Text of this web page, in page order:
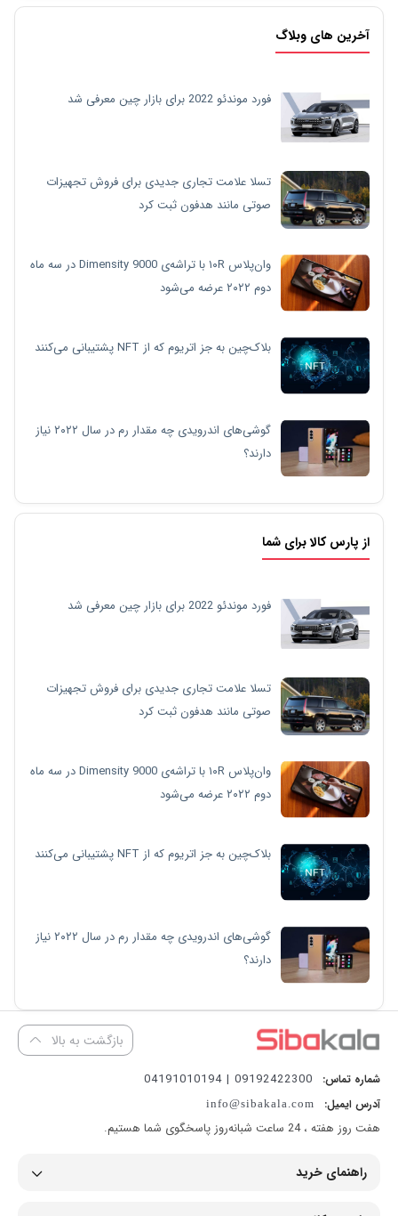
آخرین های وبلاگ
فورد موندئو 2022 برای بازار چین معرفی شد
تسلا علامت تجاری جدیدی برای فروش تجهیزات
صوتی مانند هدفون ثبت کرد
وان‌پلاس ۱۰R با تراشه‌ی Dimensity 9000 در سه ماه
دوم ۲۰۲۲ عرضه می‌شود
بلاک‌چین به جز اتریوم که از NFT پشتیبانی می‌کنند
گوشی‌های اندرویدی چه مقدار رم در سال ۲۰۲۲ نیاز
دارند؟
از پارس کالا برای شما
فورد موندئو 2022 برای بازار چین معرفی شد
تسلا علامت تجاری جدیدی برای فروش تجهیزات
صوتی مانند هدفون ثبت کرد
وان‌پلاس ۱۰R با تراشه‌ی Dimensity 9000 در سه ماه
دوم ۲۰۲۲ عرضه می‌شود
بلاک‌چین به جز اتریوم که از NFT پشتیبانی می‌کنند
گوشی‌های اندرویدی چه مقدار رم در سال ۲۰۲۲ نیاز
دارند؟
بازگشت به بالا
شماره تماس: 09192422300 | 04191010194
آدرس ایمیل: info@sibakala.com
هفت روز هفته ، 24 ساعت شبانه‌روز پاسخگوی شما هستیم.
راهنمای خرید